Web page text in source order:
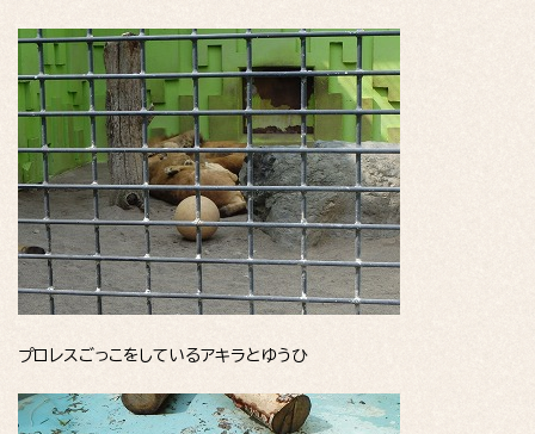
プロレスごっこをしているアキラとゆうひ